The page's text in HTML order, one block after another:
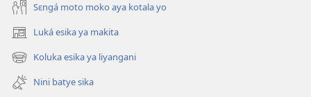
Sɛngá moto moko aya kotala yo
Luká esika ya makita
(fungolá
fenɛtrɛ
mosusu)
Koluka esika ya liyangani
(fungolá
fenɛtrɛ
mosusu)
Nini batye sika